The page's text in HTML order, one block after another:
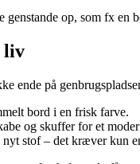
genstande op, som fx en
liv
ende på
bord i en frisk farve.
og skuffer for et
nyt stof – det kræver kun